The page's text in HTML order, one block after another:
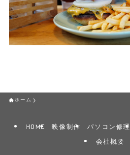
ホーム
HOME 映像制作 パソコン修理
会社概要